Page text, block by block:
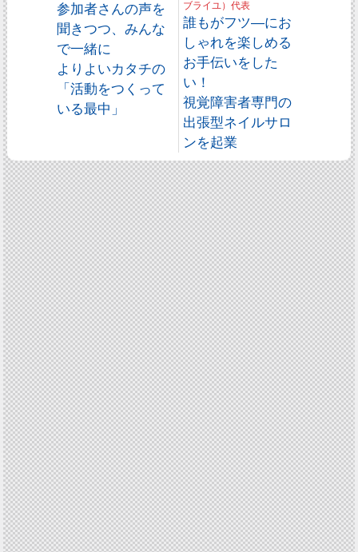
参加者さんの声を
聞きつつ、みんな
で一緒に
よりよいカタチの
「活動をつくって
いる最中」
ブライユ）代表
誰もがフツ―にお
しゃれを楽しめる
お手伝いをした
い！
視覚障害者専門の
出張型ネイルサロ
ンを起業